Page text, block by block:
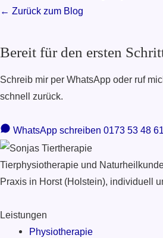
← Zurück zum Blog
Bereit für den ersten
Schreib mir per WhatsApp oder ruf
schnell zurück.
WhatsApp schreiben 0173 53 48
Tierphysiotherapie und
Praxis in Horst (Holstein), individuell
Leistungen
Physiotherapie